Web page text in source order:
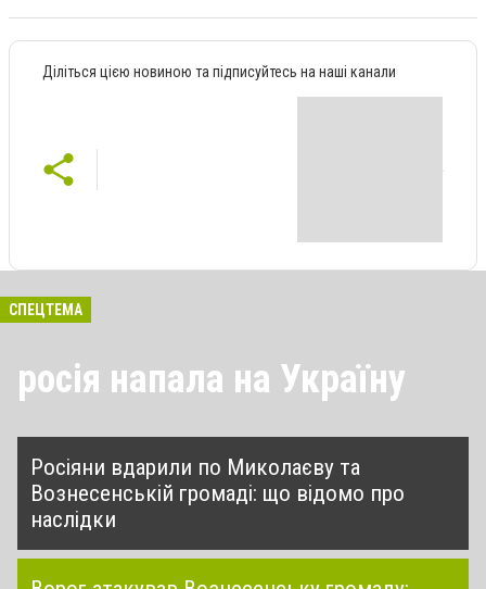
Діліться цією новиною та підписуйтесь на наші канали
СПЕЦТЕМА
росія напала на Україну
Росіяни вдарили по Миколаєву та
Вознесенській громаді: що відомо про
наслідки